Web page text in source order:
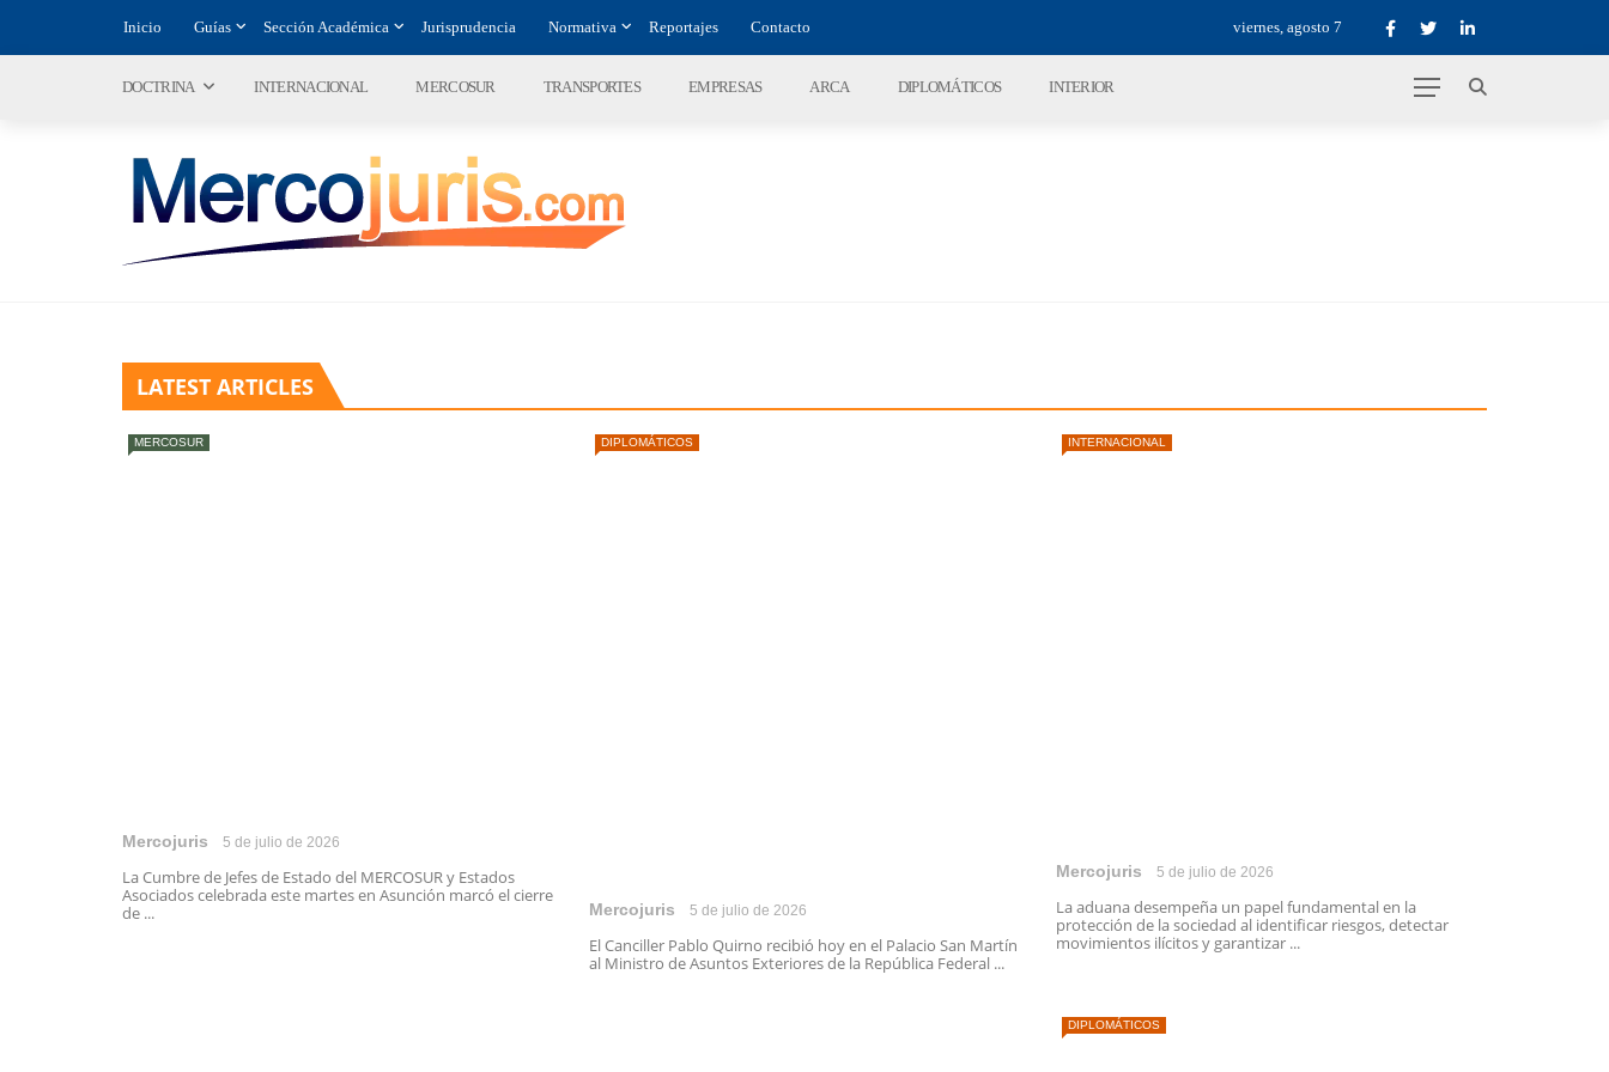
Inicio Guías Sección Académica Jurisprudencia Normativa Reportajes Contacto viernes, agosto 7
DOCTRINA INTERNACIONAL MERCOSUR TRANSPORTES EMPRESAS ARCA DIPLOMÁTICOS INTERIOR
LATEST ARTICLES
MERCOSUR
Mercojuris 5 de julio de 2026
La Cumbre de Jefes de Estado del MERCOSUR y Estados
Asociados celebrada este martes en Asunción marcó el cierre
de ...
DIPLOMÁTICOS
Mercojuris 5 de julio de 2026
El Canciller Pablo Quirno recibió hoy en el Palacio San Martín
al Ministro de Asuntos Exteriores de la República Federal ...
INTERNACIONAL
Mercojuris 5 de julio de 2026
La aduana desempeña un papel fundamental en la
protección de la sociedad al identificar riesgos, detectar
movimientos ilícitos y garantizar ...
DIPLOMÁTICOS